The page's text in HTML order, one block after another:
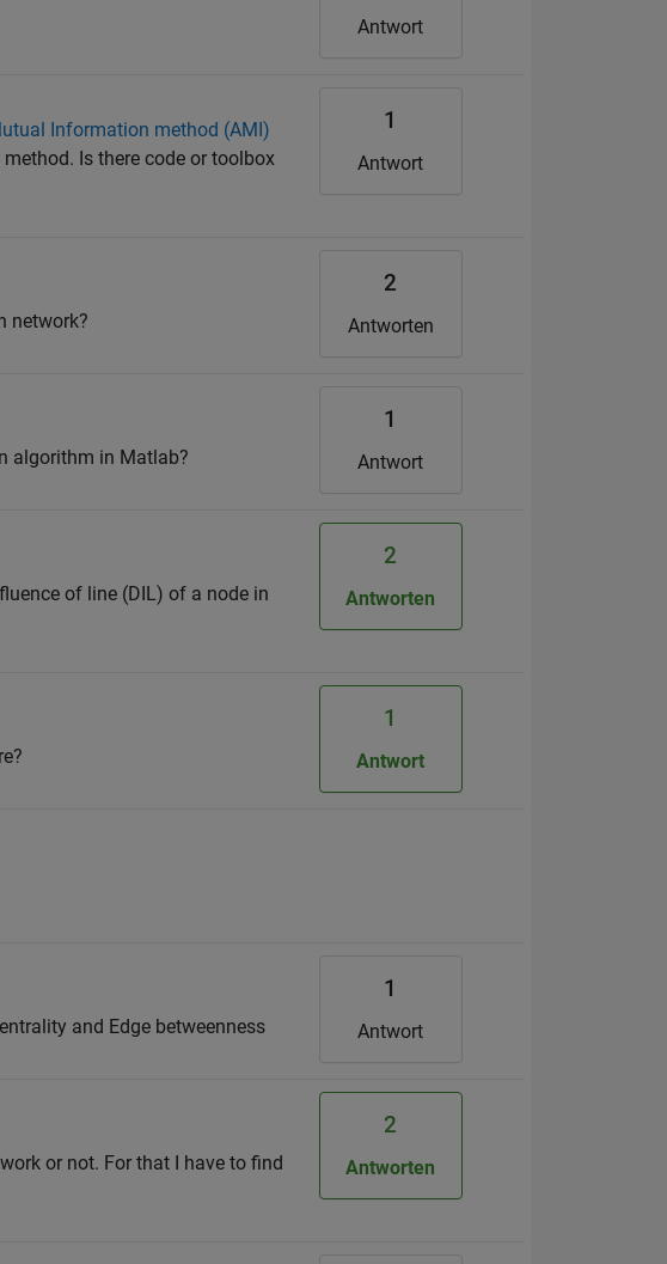
Antwort
Information method (AMI)
Is there code or toolbox
1
Antwort
network?
2
Antworten
algorithm in Matlab?
1
Antwort
of line (DIL) of a node in
2
Antworten
1
Antwort
and Edge betweenness
1
Antwort
or not. For that I have to find
2
Antworten